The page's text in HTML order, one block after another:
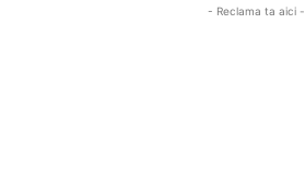
- Reclama ta aici -